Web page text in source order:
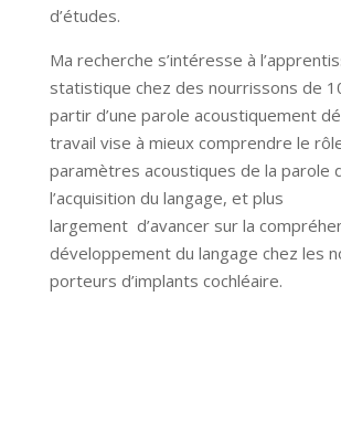
d’études.
Ma recherche s’intéresse à
statistique chez des nourrissons de
partir d’une parole acoustiquement
travail vise à mieux comprendre le
paramètres acoustiques de la parole
l’acquisition du langage, et plus
largement d’avancer sur la
développement du langage chez les
porteurs d’implants cochléaire.